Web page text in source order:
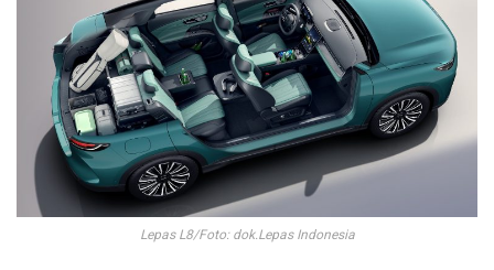
Lepas L8/Foto: dok.Lepas Indonesia